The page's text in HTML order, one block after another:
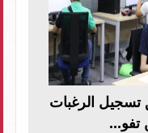
2026.. غلق تسجيل الرغبات
تفو...